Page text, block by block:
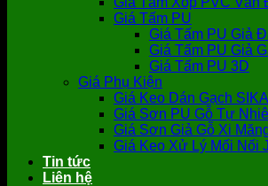
Giá Tấm PU
Giá Tấm PU Giả
Giá Tấm PU Giả
Giá Tấm PU 3D
Giá Phụ Kiện
Giá Keo Dán Gạch SIKA
Giá Sơn PU Gỗ Tự
Giá Sơn Giả Gỗ Xi
Giá Keo Xử Lý Mối Nối
Tin tức
Liên hệ